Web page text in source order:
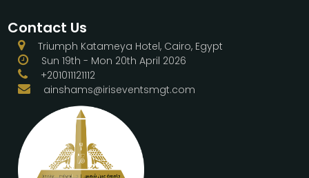
Contact Us
Triumph Katameya Hotel, Cairo, Egypt
Sun 19th - Mon 20th April 2026
+201011121112
ainshams@iriseventsmgt.com